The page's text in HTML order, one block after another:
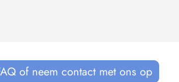
of neem contact met ons op